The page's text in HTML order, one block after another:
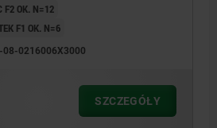
F2 OK. N=12
F1 OK. N=6
08-0216006X3000
SZCZEGÓŁY